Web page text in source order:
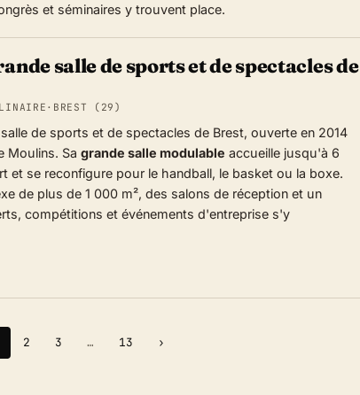
et séminaires y trouvent place.
salle de sports et de spectacles de
· BREST (29)
de sports et de spectacles de Brest, ouverte en 2014
Moulins. Sa grande salle modulable accueille jusqu'à 6
et se reconfigure pour le handball, le basket ou la boxe.
de plus de 1 000 m², des salons de réception et un
compétitions et événements d'entreprise s'y
2 3 … 13 ›